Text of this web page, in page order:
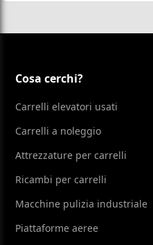
Cosa cerchi?
Carrelli elevatori usati
Carrelli a noleggio
Attrezzature per carrelli
Ricambi per carrelli
Macchine pulizia industriale
Piattaforme aeree